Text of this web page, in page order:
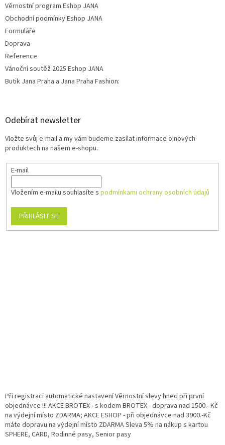
Věrnostní program Eshop JANA
Obchodní podmínky Eshop JANA
Formuláře
Doprava
Reference
Vánoční soutěž 2025 Eshop JANA
Butik Jana Praha a Jana Praha Fashion:
Odebírat newsletter
Vložte svůj e-mail a my vám budeme zasílat informace o nových
produktech na našem e-shopu.
E-mail
Vložením e-mailu souhlasíte s podmínkami ochrany osobních údajů
PŘIHLÁSIT SE
Při registraci automatické nastavení Věrnostní slevy hned při první
objednávce !!! AKCE BROTEX - s kodem BROTEX - doprava nad 1500.- Kč
na výdejní místo ZDARMA; AKCE ESHOP - při objednávce nad 3900.-Kč
máte dopravu na výdejní místo ZDARMA Sleva 5% na nákup s kartou
SPHERE, CARD, Rodinné pasy, Senior pasy